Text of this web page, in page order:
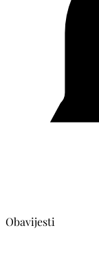
Obavijesti